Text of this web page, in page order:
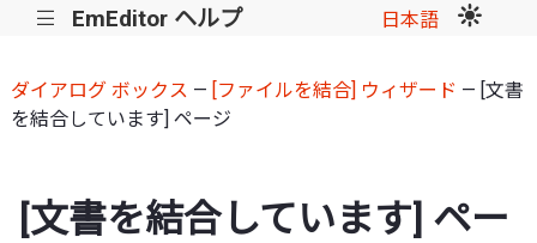
||| EmEditor ヘルプ 日本語
ダイアログ ボックス — [ファイルを結合] ウィザード — [文書
を結合しています] ページ
[文書を結合しています] ペー